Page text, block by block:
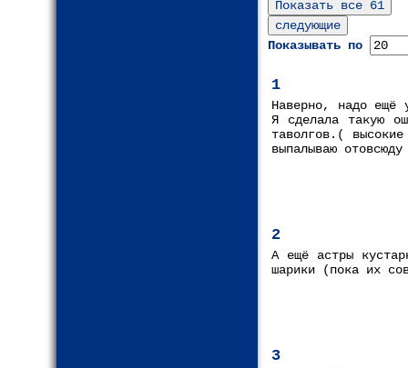
Показывать по
1
Наверно, надо ещё
Я сделала такую
таволгов.(
выпалываю
2
А ещё астры
шарики (пока их
3